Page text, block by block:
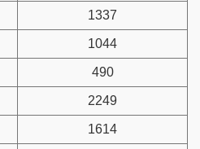
1337
1044
490
2249
1614